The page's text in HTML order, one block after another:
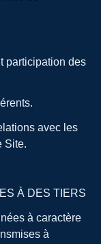
participation des
avec les
Site.
À DES TIERS
à caractère
à